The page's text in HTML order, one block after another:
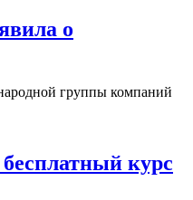
о
группы компаний
курс